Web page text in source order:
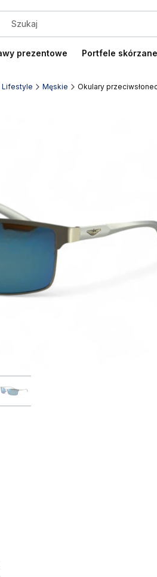
prezentowe Portfele skórzane
Lifestyle Męskie Okulary